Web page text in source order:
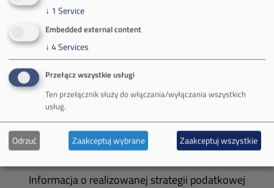
Zakład Górniczy Janina
Zakład Górniczy Sobieski
Galeria zdjęć
Informacja o realizowanej strategii podatkowej
↓ 1 Service
Embedded external content
↓ 4Services
Przełącz wszystkie usługi
Ten przełącznik służy do włączania/wyłączania wszystkich
usług.
Odrzuć Zaakceptuj wybrane Zaakceptuj wszystkie